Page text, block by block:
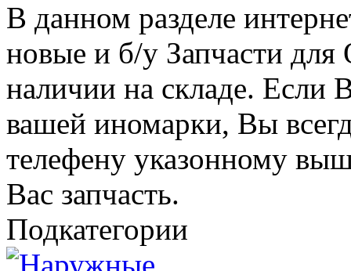
В данном разделе
новые и б/у Запчасти для
наличии на складе. Если
вашей иномарки, Вы
телефену указонному
Вас запчасть.
Подкатегории